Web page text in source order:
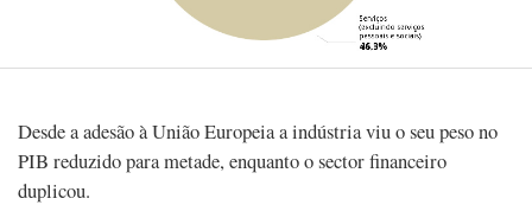
Desde a adesão à União Europeia a indústria viu o seu peso no
PIB reduzido para metade, enquanto o sector financeiro
duplicou.